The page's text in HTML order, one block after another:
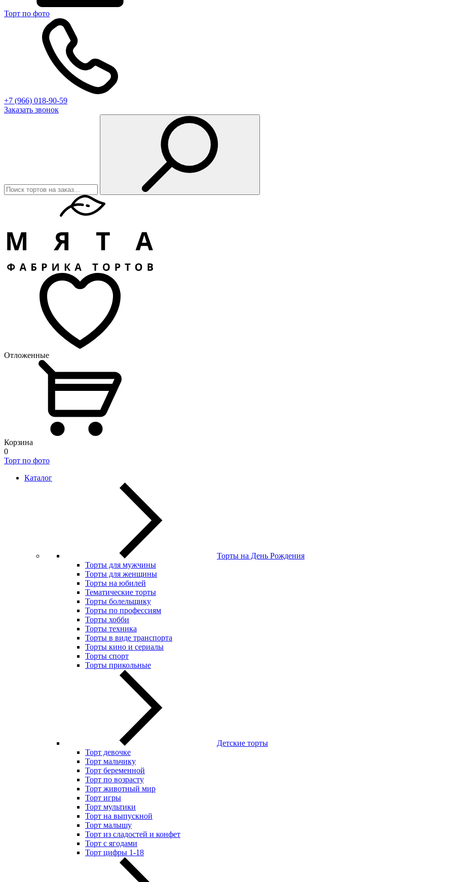
Торт по фото
+7 (966) 018-90-59
Заказать звонок
Отложенные
Корзина
0
Торт по фото
Каталог
Торты на День Рождения
Торты для мужчины
Торты для женщины
Торты на юбилей
Тематические торты
Торты болельщику
Торты по профессиям
Торты хобби
Торты техника
Торты в виде транспорта
Торты кино и сериалы
Торты спорт
Торты прикольные
Детские торты
Торт девочке
Торт мальчику
Торт беременной
Торт по возрасту
Торт животный мир
Торт игры
Торт мультики
Торт на выпускной
Торт малышу
Торт из сладостей и конфет
Торт с ягодами
Торт цифры 1-18